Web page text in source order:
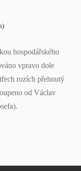
hospodářského
vpravo dole
rozích přehnutý
od Václav